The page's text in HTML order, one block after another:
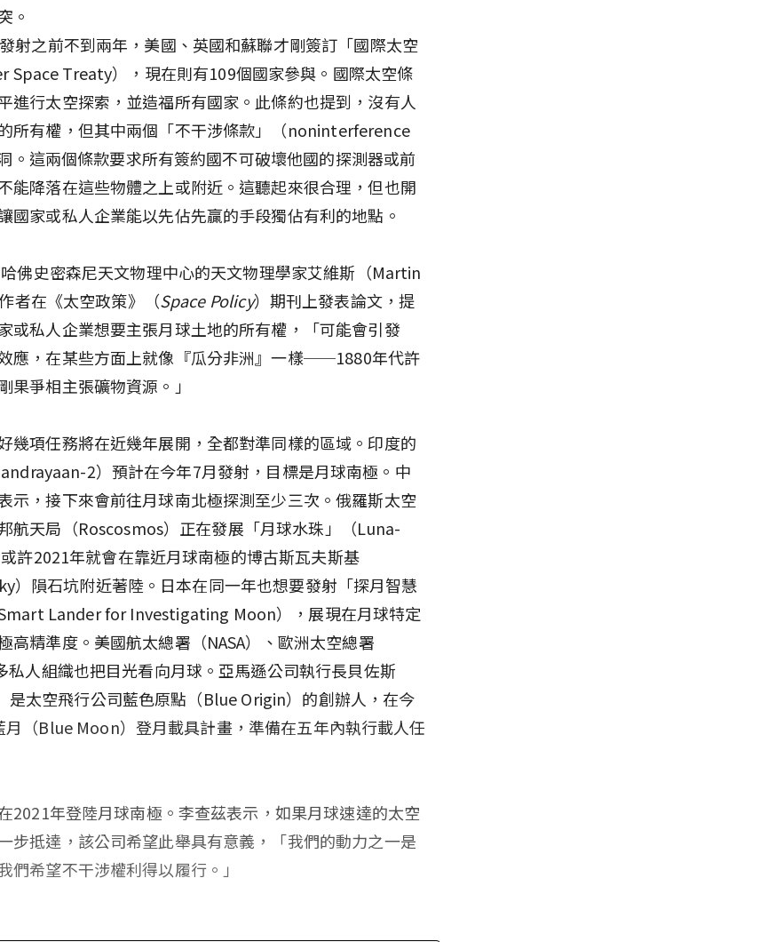
。
射之前不到兩年，美國、英國和蘇聯才剛簽訂「國際太空
Space Treaty），現在則有109個國家參與。國際太空條
進行太空探索，並造福所有國家。此條約也提到，沒有人
所有權，但其中兩個「不干涉條款」（noninterference
。這兩個條款要求所有簽約國不可破壞他國的探測器或前
能降落在這些物體之上或附近。這聽起來很合理，但也開
國家或私人企業能以先佔先贏的手段獨佔有利的地點。
佛史密森尼天文物理中心的天文物理學家艾維斯（Martin
者在《太空政策》（Space Policy）期刊上發表論文，提
或私人企業想要主張月球土地的所有權，「可能會引發
效應，在某些方面上就像『瓜分非洲』一樣──1880年代許
果爭相主張礦物資源。」
幾項任務將在近幾年展開，全都對準同樣的區域。印度的
2）預計在今年7月發射，目標是月球南極。中
示，接下來會前往月球南北極探測至少三次。俄羅斯太空
航天局（Roscosmos）正在發展「月球水珠」（Luna-
許2021年就會在靠近月球南極的博古斯瓦夫斯基
）隕石坑附近著陸。日本在同一年也想要發射「探月智慧
Lander for Investigating Moon），展現在月球特定
高精準度。美國航太總署（NASA）、歐洲太空總署
私人組織也把目光看向月球。亞馬遜公司執行長貝佐斯
是太空飛行公司藍色原點（Blue Origin）的創辦人，在今
月（Blue Moon）登月載具計畫，準備在五年內執行載人任
2021年登陸月球南極。李查茲表示，如果月球速達的太空
步抵達，該公司希望此舉具有意義，「我們的動力之一是
們希望不干涉權利得以履行。」